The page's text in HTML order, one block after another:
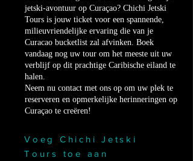
jetski-avontuur op Curaçao? Chichi Jetski
Tours is jouw ticket voor een spannende,
milieuvriendelijke ervaring die van je
Curacao bucketlist zal afvinken. Boek
vandaag nog uw tour om het meeste uit uw
verblijf op dit prachtige Caribische eiland te
halen.
Neem nu contact met ons op om uw plek te
reserveren en opmerkelijke herinneringen op
Curaçao te creëren!
Voeg Chichi Jetski
Tours toe aan